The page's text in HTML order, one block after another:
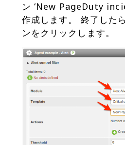
ン ‘New PageDuty
作成します。 終了した